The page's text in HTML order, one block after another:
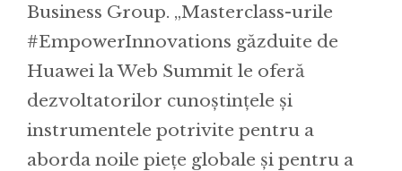
Business Group. „Masterclass-urile
#EmpowerInnovations găzduite de
Huawei la Web Summit le oferă
dezvoltatorilor cunoștințele și
instrumentele potrivite pentru a
aborda noile piețe globale și pentru a